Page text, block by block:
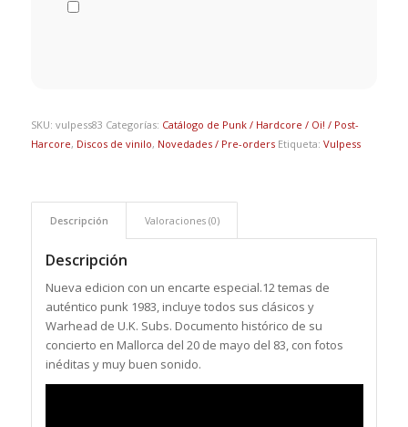
SKU: vulpess83 Categorías: Catálogo de Punk / Hardcore / Oi! / Post-
Harcore, Discos de vinilo, Novedades / Pre-orders Etiqueta: Vulpess
Descripción Valoraciones (0)
Descripción
Nueva edicion con un encarte especial.12 temas de
auténtico punk 1983, incluye todos sus clásicos y
Warhead de U.K. Subs. Documento histórico de su
concierto en Mallorca del 20 de mayo del 83, con fotos
inéditas y muy buen sonido.